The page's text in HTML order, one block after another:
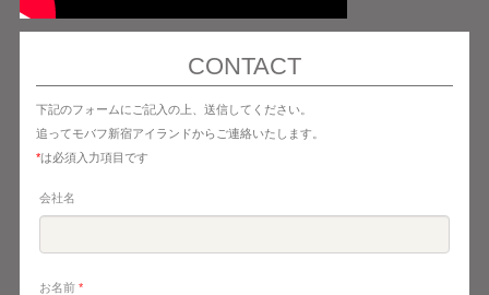
CONTACT
下記のフォームにご記入の上、送信してください。
追ってモバフ新宿アイランドからご連絡いたします。
*は必須入力項目です
会社名
お名前 *